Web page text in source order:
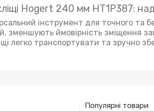
Hogert 240 мм HT1P387:
інструмент для точного
зменшують ймовірність зміщення
легко транспортувати та зручно
Популярні товари